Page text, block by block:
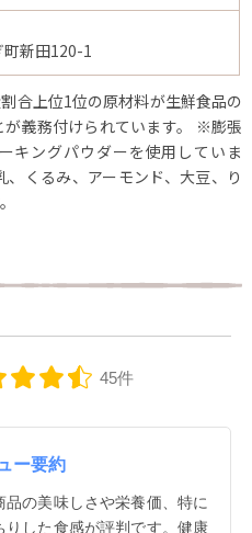
新田120-1
合上位1位の原材料が生鮮食品の
義務付けられています。
※膨張
キングパウダーを使用していま
くるみ、アーモンド、大豆、り
45件
ー要約
の美味しさや栄養価、特に
した食感が評判です。健康